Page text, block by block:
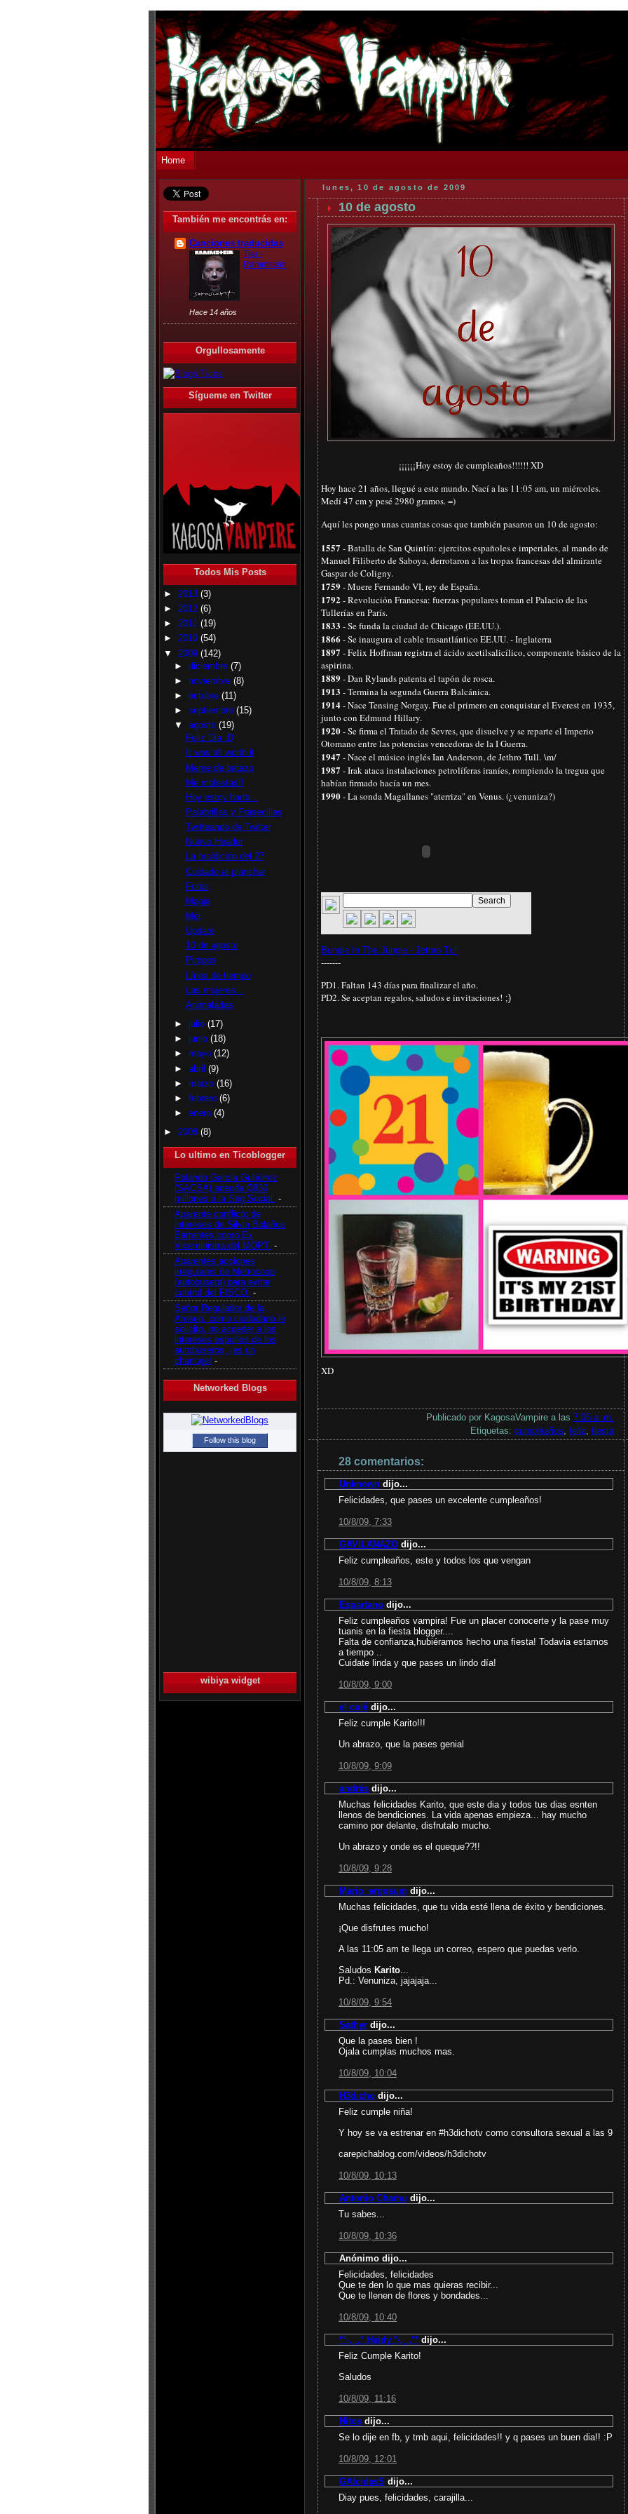
Home
También me encontrás en:
Canciones traducidas
Tier -
Rammstein
Hace 14 años
Orgullosamente
Sígueme en Twitter
Todos Mis Posts
► 2013 (3)
► 2012 (6)
► 2011 (19)
► 2010 (54)
▼ 2009 (142)
►diciembre(7)
►noviembre(8)
►octubre(11)
►septiembre(15)
▼agosto(19)
Feliz Dia :D
It was all worth it
Meme de batazo
Me molestas!!
Hoy estoy harta...
Palabrillas y Frasecillas
Twitteando de Twitter
Nuevo Header
La maldición del 27
Cuidado al planchar
Fotos
Magia
Moi
Update
10 de agosto
Piropos
Línea de tiempo
Las mujeres...
Animaladas
►julio(17)
►junio(18)
►mayo(12)
►abril(9)
►marzo(16)
►febrero(6)
►enero(4)
► 2008 (8)
Lo ultimo en Ticoblogger
Rolando García Gutiérrez
(SACSA) adeuda ₵830
millones a la Seg Social.
-
Aparente conflicto de
intereses de Silvia Bolaños
Barrantes como Ex
Viceministra del MOPT. -
Aparentes acciones
irregulares de Metrocoop
(autobusera) para evitar
control del FISCO. -
Señor Regulador de la
Aresep, como ciudadano le
solicito, no acceder a los
intereses espurios de los
autobuseros, ¡es un
chantaje! -
Networked Blogs
Follow this blog
wibiya widget
lunes, 10 de agosto de 2009
10 de agosto
¡¡¡¡¡¡Hoy estoy de cumpleaños!!!!!! XD
Hoy hace 21 años, llegué a este mundo. Nací a las 11:05 am, un miércoles.
Medí 47 cm y pesé 2980 gramos. =)
Aquí les pongo unas cuantas cosas que también pasaron un 10 de agosto:
1557 - Batalla de San Quintín: ejercitos españoles e imperiales, al mando de
Manuel Filiberto de Saboya, derrotaron a las tropas francesas del almirante
Gaspar de Coligny.
1759 - Muere Fernando VI, rey de España.
1792 - Revolución Francesa: fuerzas populares toman el Palacio de las
Tullerías en París.
1833 - Se funda la ciudad de Chicago (EE.UU.).
1866 - Se inaugura el cable trasantlántico EE.UU. - Inglaterra
1897 - Felix Hoffman registra el ácido acetilsalicílico, componente básico de la
aspirina.
1889 - Dan Rylands patenta el tapón de rosca.
1913 - Termina la segunda Guerra Balcánica.
1914- Nace Tensing Norgay. Fue el primero en conquistar el Everest en 1935,
junto con Edmund Hillary.
1920- Se firma el Tratado de Sevres, que disuelve y se reparte el Imperio
Otomano entre las potencias vencedoras de la I Guerra.
1947 - Nace el músico inglés Ian Anderson, de Jethro Tull. \m/
1987 - Irak ataca instalaciones petrolíferas iraníes, rompiendo la tregua que
habían firmado hacía un mes.
1990- La sonda Magallanes "aterriza" en Venus. (¿venuniza?)
Bungle In The Jungle - Jethro Tull
-------
PD1. Faltan 143 días para finalizar el año.
PD2. Se aceptan regalos, saludos e invitaciones! ;)
XD
Publicado por KagosaVampire a las 7:05 a. m.
Etiquetas: cumpleaños, feliz, fiesta
28 comentarios:
Unknown dijo...
Felicidades, que pases un excelente cumpleaños!
10/8/09, 7:33
GAVILANAZO dijo...
Feliz cumpleaños, este y todos los que vengan
10/8/09, 8:13
Espartano dijo...
Feliz cumpleaños vampira! Fue un placer conocerte y la pase muy
tuanis en la fiesta blogger....
Falta de confianza,hubiéramos hecho una fiesta! Todavia estamos
a tiempo ..
Cuidate linda y que pases un lindo día!
10/8/09, 9:00
el culé dijo...
Feliz cumple Karito!!!
Un abrazo, que la pases genial
10/8/09, 9:09
andrés dijo...
Muchas felicidades Karito, que este dia y todos tus dias esnten
llenos de bendiciones. La vida apenas empieza... hay mucho
camino por delante, disfrutalo mucho.
Un abrazo y onde es el queque??!!
10/8/09, 9:28
Mario_ergosum dijo...
Muchas felicidades, que tu vida esté llena de éxito y bendiciones.
¡Que disfrutes mucho!
A las 11:05 am te llega un correo, espero que puedas verlo.
Saludos Karito
Pd.: Venuniza, jajajaja...
10/8/09, 9:54
Sathyr dijo...
Que la pases bien !
Ojala cumplas muchos mas.
10/8/09, 10:04
H3dicho dijo...
Feliz cumple niña!
Y hoy se va estrenar en #h3dichotv como consultora sexual a las 9
carepichablog.com/videos/h3dichotv
10/8/09, 10:13
Antonio Chamu dijo...
Tu sabes...
10/8/09, 10:36
Anónimo dijo...
Felicidades, felicidades
Que te den lo que mas quieras recibir...
Que te llenen de flores y bondades...
10/8/09, 10:40
*°·.¸¸.° Heidy °·.¸¸.°* dijo...
Feliz Cumple Karito!
Saludos
10/8/09, 11:16
Nitos dijo...
Se lo dije en fb, y tmb aqui, felicidades!! y q pases un buen dia!! :P
10/8/09, 12:01
GAlcidesS dijo...
Diay pues, felicidades, carajilla...